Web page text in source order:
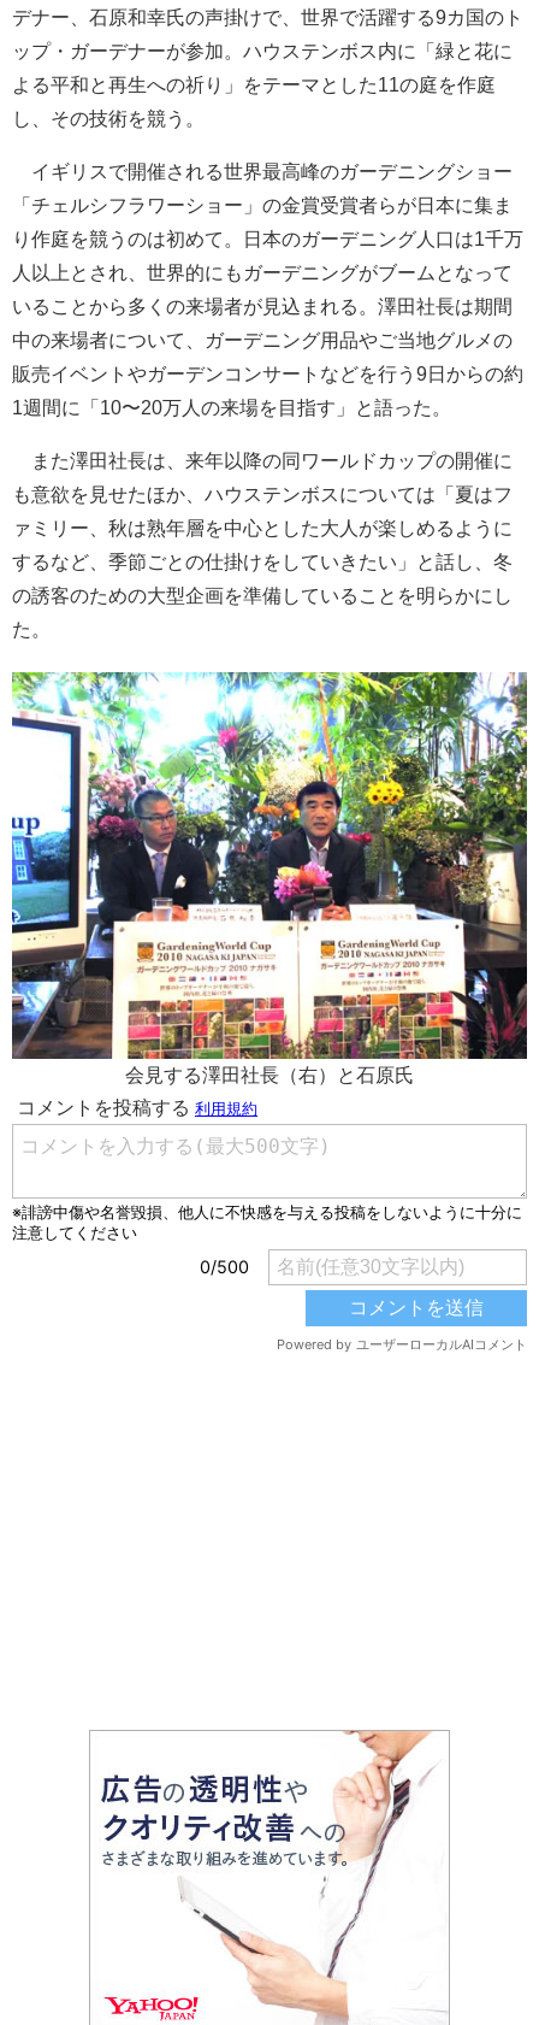
デナー、石原和幸氏の声掛けで、世界で活躍する9カ国のト
ップ・ガーデナーが参加。ハウステンボス内に「緑と花に
よる平和と再生への祈り」をテーマとした11の庭を作庭
し、その技術を競う。
イギリスで開催される世界最高峰のガーデニングショー
「チェルシフラワーショー」の金賞受賞者らが日本に集ま
り作庭を競うのは初めて。日本のガーデニング人口は1千万
人以上とされ、世界的にもガーデニングがブームとなって
いることから多くの来場者が見込まれる。澤田社長は期間
中の来場者について、ガーデニング用品やご当地グルメの
販売イベントやガーデンコンサートなどを行う9日からの約
1週間に「10〜20万人の来場を目指す」と語った。
また澤田社長は、来年以降の同ワールドカップの開催に
も意欲を見せたほか、ハウステンボスについては「夏はフ
ァミリー、秋は熟年層を中心とした大人が楽しめるように
するなど、季節ごとの仕掛けをしていきたい」と話し、冬
の誘客のための大型企画を準備していることを明らかにし
た。
会見する澤田社長（右）と石原氏